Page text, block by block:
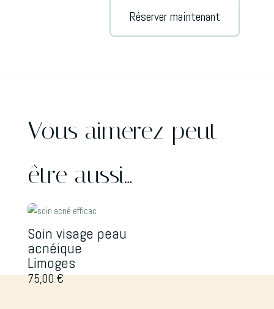
Réserver maintenant
Vous aimerez peut-
être aussi…
Soin visage peau
acnéique
Limoges
75,00€